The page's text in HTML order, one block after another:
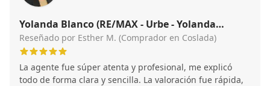
Yolanda Blanco (RE/MAX - Urbe - Yolanda
Blanco)
Reseñado por Esther M. (Comprador en Coslada)
La agente fue súper atenta y profesional, me explicó
todo de forma clara y sencilla. La valoración fue rápida,